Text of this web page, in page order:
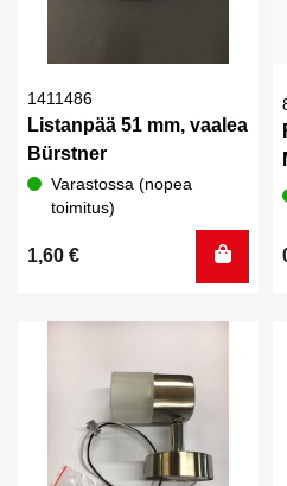
1411486
Listanpää 51 mm, vaalea
Bürstner
Varastossa (nopea
toimitus)
1,60 €